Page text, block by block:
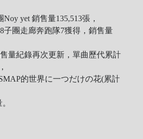
yet 銷售量135,513張，
子團走廊奔跑隊7獲得，銷售量
量紀錄再次更新，單曲歷代累計
的世界に一つだけの花(累計